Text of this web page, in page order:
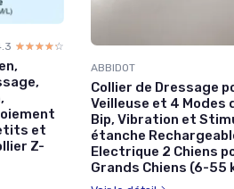
☆☆☆☆☆
★★★★★
et
Z-
ABBIDOT
Collier de Dressage
Veilleuse et 4 Modes
Bip, Vibration et
étanche
Electrique 2 Chiens
Grands Chiens (6-55